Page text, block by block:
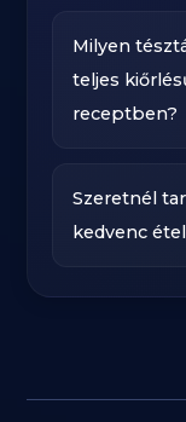
Milyen
teljes
receptben?
Szeretnél
kedvenc